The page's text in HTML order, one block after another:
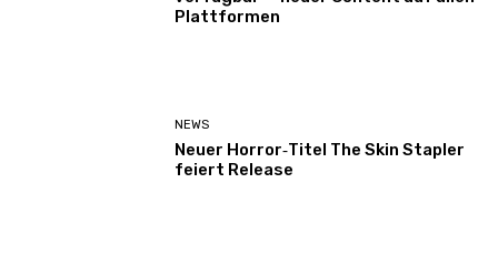
Plattformen
NEWS
Neuer Horror‑Titel The Skin Stapler
feiert Release